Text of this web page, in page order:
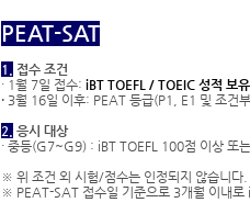
PEAT-SAT
1.
접수 조건
· 1월 7일 접수: iBT TOEFL / TOEIC 성적 보
· 3월 16일 이후: PEAT 등급(P1, E1 및 조건
2. 응시 대상
· 중등(G7~G9) : iBT TOEFL 100점 이상 또
※ 위 조건 외 시험/점수는 인정되지 않습니다.
※ PEAT-SAT 접수일 기준으로 3개월 이내